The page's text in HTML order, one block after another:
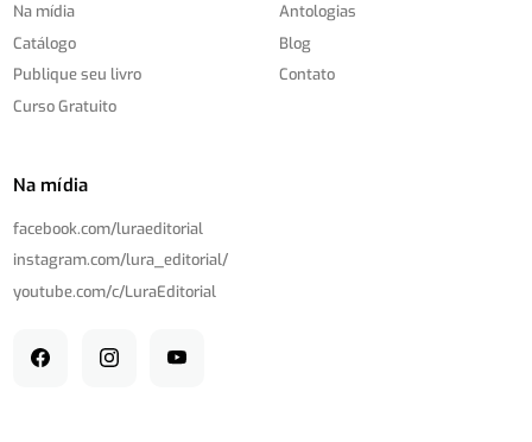
Na mídia
Catálogo
Publique seu livro
Curso Gratuito
Antologias
Blog
Contato
Na mídia
facebook.com/luraeditorial
instagram.com/lura_editorial/
youtube.com/c/LuraEditorial